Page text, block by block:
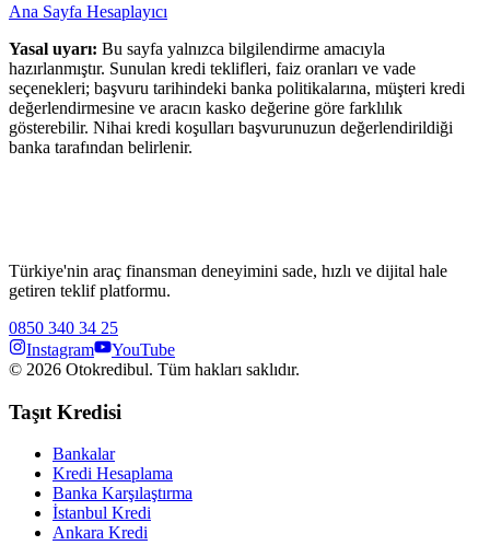
Ana Sayfa Hesaplayıcı
Yasal uyarı: Bu sayfa yalnızca bilgilendirme amacıyla
hazırlanmıştır. Sunulan kredi teklifleri, faiz oranları ve vade
seçenekleri; başvuru tarihindeki banka politikalarına, müşteri kredi
değerlendirmesine ve aracın kasko değerine göre farklılık
gösterebilir. Nihai kredi koşulları başvurunuzun değerlendirildiği
banka tarafından belirlenir.
Türkiye'nin araç finansman deneyimini sade, hızlı ve dijital hale
getiren teklif platformu.
0850 340 34 25
Instagram
YouTube
© 2026 Otokredibul. Tüm hakları saklıdır.
Taşıt Kredisi
Bankalar
Kredi Hesaplama
Banka Karşılaştırma
İstanbul Kredi
Ankara Kredi